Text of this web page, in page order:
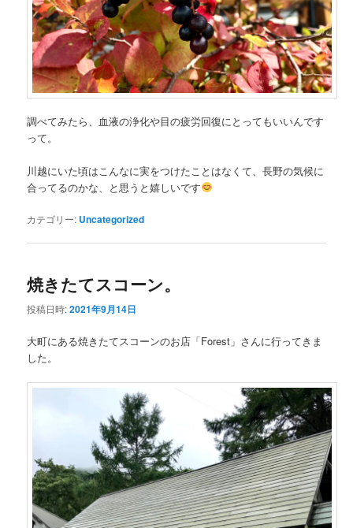
調べてみたら、血液の浄化や目の疲労回復にとってもいいんです
って。
川越にいた頃はこんなに実をつけたことはなくて、長野の気候に
合ってるのかな、と思うと嬉しいです
カテゴリー: Uncategorized
焼きたてスコーン。
投稿日時:2021年9月14日
大町にある焼きたてスコーンのお店「Forest」さんに行ってきま
した。